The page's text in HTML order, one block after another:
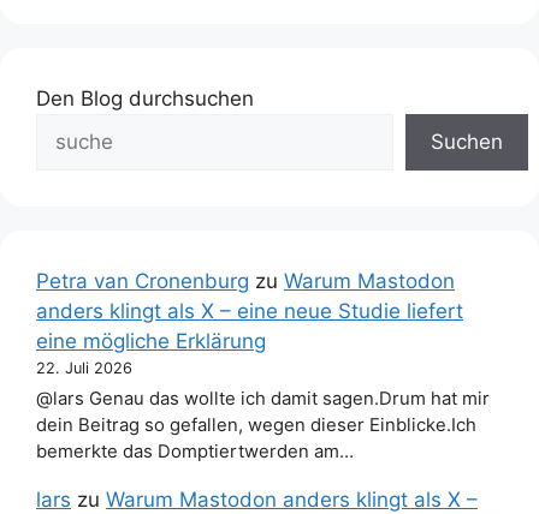
Den Blog durchsuchen
Suchen
Petra van Cronenburg zu Warum Mastodon
anders klingt als X – eine neue Studie liefert
eine mögliche Erklärung
22. Juli 2026
@lars Genau das wollte ich damit sagen.Drum hat mir
dein Beitrag so gefallen, wegen dieser Einblicke.Ich
bemerkte das Domptiertwerden am…
lars zu Warum Mastodon anders klingt als X –